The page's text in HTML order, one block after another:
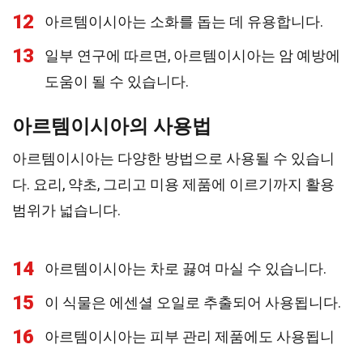
12 아르템이시아는 소화를 돕는 데 유용합니다.
13
일부 연구에 따르면, 아르템이시아는 암 예방에
도움이 될 수 있습니다.
아르템이시아의 사용법
아르템이시아는 다양한 방법으로 사용될 수 있습니
다. 요리, 약초, 그리고 미용 제품에 이르기까지 활용
범위가 넓습니다.
14 아르템이시아는 차로 끓여 마실 수 있습니다.
15 이 식물은 에센셜 오일로 추출되어 사용됩니다.
16
아르템이시아는 피부 관리 제품에도 사용됩니